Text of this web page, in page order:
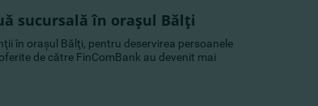
sucursală în oraşul Bălţi
în oraşul Bălţi, pentru deservirea persoanele
de către FinComBank au devenit mai